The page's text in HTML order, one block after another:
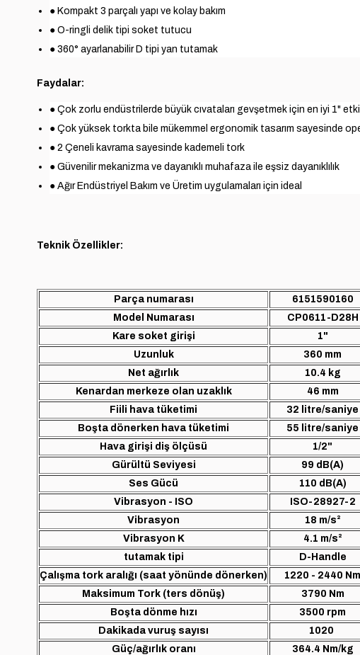
● Kompakt 3 parçalı yapı ve kolay bakım
● O-ringli delik tipi soket tutucu
● 360° ayarlanabilir D tipi yan tutamak
Faydalar:
● Çok zorlu endüstrilerde büyük cıvataları gevşetmek için en iyi 1" etki
● Çok yüksek torkta bile mükemmel ergonomik tasarım sayesinde
● 2 Çeneli kavrama sayesinde kademeli tork
● Güvenilir mekanizma ve dayanıklı muhafaza ile eşsiz dayanıklılık
● Ağır Endüstriyel Bakım ve Üretim uygulamaları için ideal
Teknik Özellikler:
Parça numarası
6151590160
Model Numarası
CP0611-D28H
Kare soket girişi
1"
Uzunluk
360 mm
Net ağırlık
10.4 kg
Kenardan merkeze olan uzaklık
46 mm
Fiili hava tüketimi
32 litre/saniye
Boşta dönerken hava tüketimi
55 litre/saniye
Hava girişi diş ölçüsü
1/2"
Gürültü Seviyesi
99 dB(A)
Ses Gücü
110 dB(A)
Vibrasyon - ISO
ISO-28927-2
Vibrasyon
18 m/s²
Vibrasyon K
4.1 m/s²
tutamak tipi
D-Handle
Çalışma tork aralığı (saat yönünde dönerken)
1220 - 2440 Nm
Maksimum Tork (ters dönüş)
3790 Nm
Boşta dönme hızı
3500 rpm
Dakikada vuruş sayısı
1020
Güç/ağırlık oranı
364.4 Nm/kg